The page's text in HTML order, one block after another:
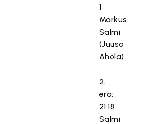
1
Markus
Salmi
(Juuso
Ahola).
2.
erä:
21.18
Salmi